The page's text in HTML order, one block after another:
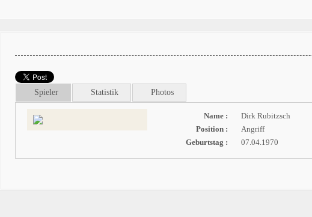
Spieler Statistik Photos
Name :
Dirk Rubitzsch
Position :
Angriff
Geburtstag :
07.04.1970